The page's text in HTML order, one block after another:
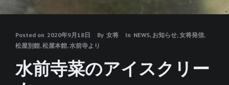
Posted on 2020年9月18日 By 女将 In NEWS, お知らせ,女将発信,
松屋別館,松屋本館,水前寺より
水前寺菜のアイスクリー